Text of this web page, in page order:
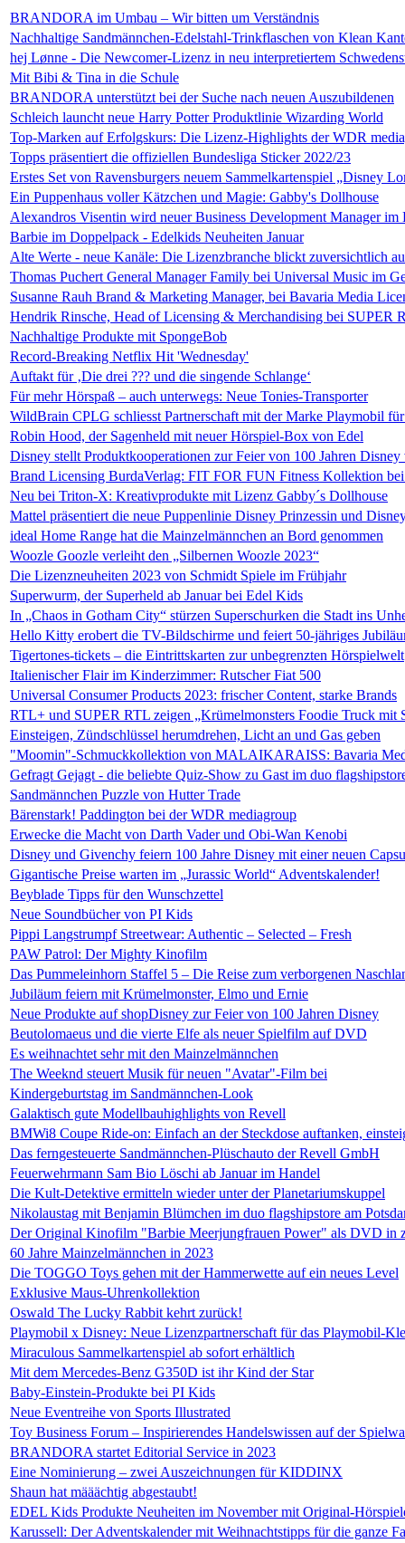
BRANDORA im Umbau – Wir bitten um Verständnis
Nachhaltige Sandmännchen-Edelstahl-Trinkflaschen von Klean
hej Lønne - Die Newcomer-Lizenz in neu interpretiertem
Mit Bibi & Tina in die Schule
BRANDORA unterstützt bei der Suche nach neuen Auszubildenen
Schleich launcht neue Harry Potter Produktlinie Wizarding World
Top-Marken auf Erfolgskurs: Die Lizenz-Highlights der WDR
Topps präsentiert die offiziellen Bundesliga Sticker 2022/23
Erstes Set von Ravensburgers neuem Sammelkartenspiel „Disney
Ein Puppenhaus voller Kätzchen und Magie: Gabby's Dollhouse
Alexandros Visentin wird neuer Business Development Manager
Barbie im Doppelpack - Edelkids Neuheiten Januar
Alte Werte - neue Kanäle: Die Lizenzbranche blickt zuversichtlich
Thomas Puchert General Manager Family bei Universal Music im
Susanne Rauh Brand & Marketing Manager, bei Bavaria Media
Hendrik Rinsche, Head of Licensing & Merchandising bei SUPER
Nachhaltige Produkte mit SpongeBob
Record-Breaking Netflix Hit 'Wednesday'
Auftakt für ‚Die drei ??? und die singende Schlange‘
Für mehr Hörspaß – auch unterwegs: Neue Tonies-Transporter
WildBrain CPLG schliesst Partnerschaft mit der Marke Playmobil
Robin Hood, der Sagenheld mit neuer Hörspiel-Box von Edel
Disney stellt Produktkooperationen zur Feier von 100 Jahren Disney
Brand Licensing BurdaVerlag: FIT FOR FUN Fitness Kollektion
Neu bei Triton-X: Kreativprodukte mit Lizenz Gabby´s Dollhouse
Mattel präsentiert die neue Puppenlinie Disney Prinzessin und
ideal Home Range hat die Mainzelmännchen an Bord genommen
Woozle Goozle verleiht den „Silbernen Woozle 2023“
Die Lizenzneuheiten 2023 von Schmidt Spiele im Frühjahr
Superwurm, der Superheld ab Januar bei Edel Kids
In „Chaos in Gotham City“ stürzen Superschurken die Stadt ins
Hello Kitty erobert die TV-Bildschirme und feiert 50-jähriges
Tigertones-tickets – die Eintrittskarten zur unbegrenzten Hörspielwelt
Italienischer Flair im Kinderzimmer: Rutscher Fiat 500
Universal Consumer Products 2023: frischer Content, starke Brands
RTL+ und SUPER RTL zeigen „Krümelmonsters Foodie Truck mit
Einsteigen, Zündschlüssel herumdrehen, Licht an und Gas geben
"Moomin"-Schmuckkollektion von MALAIKARAISS: Bavaria
Gefragt Gejagt - die beliebte Quiz-Show zu Gast im duo
Sandmännchen Puzzle von Hutter Trade
Bärenstark! Paddington bei der WDR mediagroup
Erwecke die Macht von Darth Vader und Obi-Wan Kenobi
Disney und Givenchy feiern 100 Jahre Disney mit einer neuen
Gigantische Preise warten im „Jurassic World“ Adventskalender!
Beyblade Tipps für den Wunschzettel
Neue Soundbücher von PI Kids
Pippi Langstrumpf Streetwear: Authentic – Selected – Fresh
PAW Patrol: Der Mighty Kinofilm
Das Pummeleinhorn Staffel 5 – Die Reise zum verborgenen
Jubiläum feiern mit Krümelmonster, Elmo und Ernie
Neue Produkte auf shopDisney zur Feier von 100 Jahren Disney
Beutolomaeus und die vierte Elfe als neuer Spielfilm auf DVD
Es weihnachtet sehr mit den Mainzelmännchen
The Weeknd steuert Musik für neuen "Avatar"-Film bei
Kindergeburtstag im Sandmännchen-Look
Galaktisch gute Modellbauhighlights von Revell
BMWi8 Coupe Ride-on: Einfach an der Steckdose auftanken,
Das ferngesteuerte Sandmännchen-Plüschauto der Revell GmbH
Feuerwehrmann Sam Bio Löschi ab Januar im Handel
Die Kult-Detektive ermitteln wieder unter der Planetariumskuppel
Nikolaustag mit Benjamin Blümchen im duo flagshipstore am
Der Original Kinofilm "Barbie Meerjungfrauen Power" als DVD in
60 Jahre Mainzelmännchen in 2023
Die TOGGO Toys gehen mit der Hammerwette auf ein neues Level
Exklusive Maus-Uhrenkollektion
Oswald The Lucky Rabbit kehrt zurück!
Playmobil x Disney: Neue Lizenzpartnerschaft für das Playmobil-
Miraculous Sammelkartenspiel ab sofort erhältlich
Mit dem Mercedes-Benz G350D ist ihr Kind der Star
Baby-Einstein-Produkte bei PI Kids
Neue Eventreihe von Sports Illustrated
Toy Business Forum – Inspirierendes Handelswissen auf der
BRANDORA startet Editorial Service in 2023
Eine Nominierung – zwei Auszeichnungen für KIDDINX
Shaun hat määächtig abgestaubt!
EDEL Kids Produkte Neuheiten im November mit Original-
Karussell: Der Adventskalender mit Weihnachtstipps für die ganze